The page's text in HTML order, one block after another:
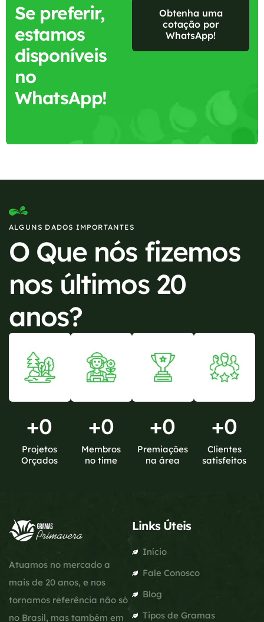
Se preferir,
estamos
disponíveis
no
WhatsApp!
Obtenha uma
cotação por
WhatsApp!
ALGUNS DADOS IMPORTANTES
O Que nós fizemos
nos últimos 20
anos?
+0
Projetos
Orçados
+0
Membros
no time
+0
Premiações
na área
+0
Clientes
satisfeitos
Atuamos no mercado a
mais de 20 anos, e nos
tornamos referência não só
no Brasil, mas também em
Links Úteis
Início
Fale Conosco
Blog
Tipos de Gramas